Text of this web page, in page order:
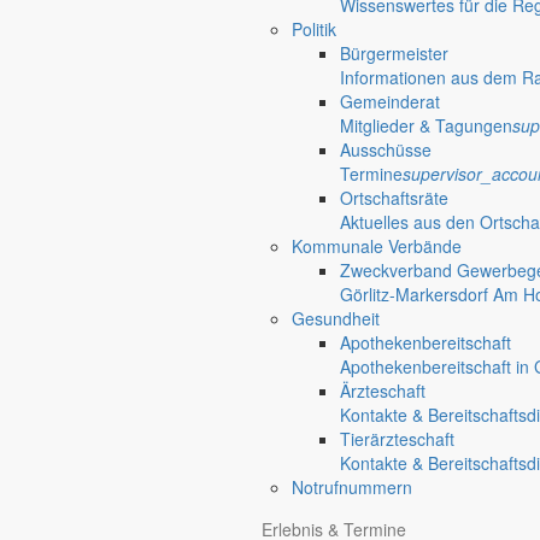
Wissenswertes für die
Politik
Bürgermeister
Informationen aus dem
Gemeinderat
Mitglieder & Tagungen
Ausschüsse
Termine
Ortschaftsräte
Aktuelles aus den
Kommunale Verbände
Zweckverband
Görlitz-Markersdorf Am
Gesundheit
Apothekenbereitschaft
Apothekenbereitschaft in
Ärzteschaft
Kontakte &
Tierärzteschaft
Kontakte &
Notrufnummern
Erlebnis & Termine
alarm_on
Redaktionelle
Informationen
Öffnungszeiten Rathaus
08:30 – 11:30 Uhr und 14:00 – 18:00 Uhr
08:30 – 11:30 Uhr und 14:00 – 17:00 Uhr